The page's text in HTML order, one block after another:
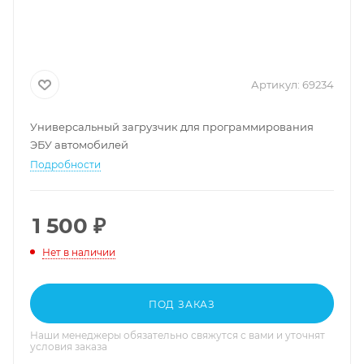
Артикул: 69234
Универсальный загрузчик для программирования
ЭБУ автомобилей
Подробности
1 500 ₽
Нет в наличии
ПОД ЗАКАЗ
Наши менеджеры обязательно свяжутся с вами и уточнят
условия заказа